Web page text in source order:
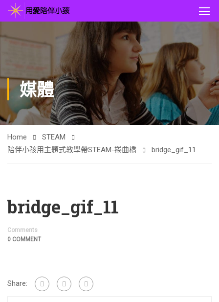
媒體
Home
STEAM
陪伴小孩用主題式教學帶STEAM-捲曲橋
bridge_gif_11
bridge_gif_11
Comments
0 COMMENT
Share: